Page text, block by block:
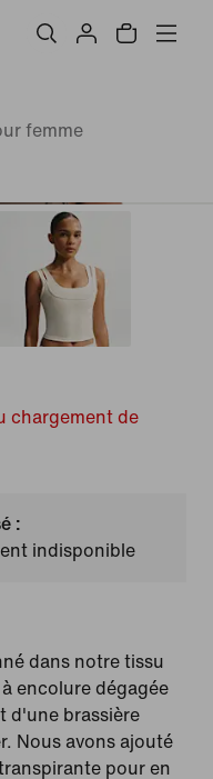
femme
chargement de
:
indisponible
dans notre tissu
encolure dégagée
d'une brassière
Nous avons ajouté
pour en